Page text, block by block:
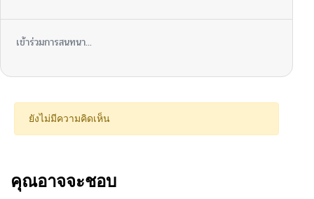
เข้าร่วมการสนทนา...
ยังไม่มีความคิดเห็น
คุณอาจจะชอบ